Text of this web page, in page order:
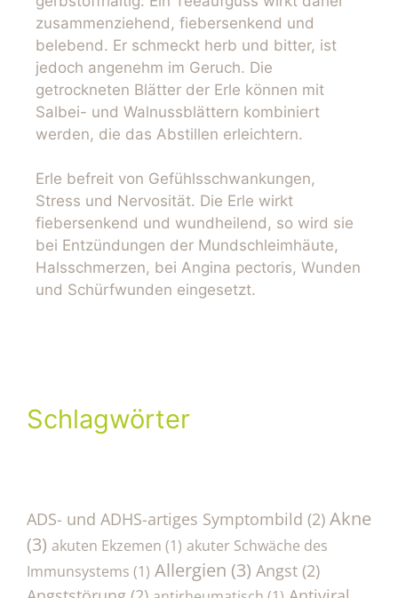
zusammenziehend, fiebersenkend und
belebend. Er schmeckt herb und bitter, ist
jedoch angenehm im Geruch. Die
getrockneten Blätter der Erle können mit
Salbei- und Walnussblättern kombiniert
werden, die das Abstillen erleichtern.
Erle befreit von Gefühlsschwankungen,
Stress und Nervosität. Die Erle wirkt
fiebersenkend und wundheilend, so wird sie
bei Entzündungen der Mundschleimhäute,
Halsschmerzen, bei Angina pectoris, Wunden
und Schürfwunden eingesetzt.
Schlagwörter
ADS- und ADHS-artiges Symptombild (2) Akne
(3) akuten Ekzemen (1) akuter Schwäche des
Immunsystems (1) Allergien (3) Angst (2)